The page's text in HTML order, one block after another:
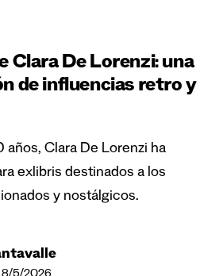
Clara De Lorenzi: una
de influencias retro y
años, Clara De Lorenzi ha
exlibris destinados a los
y nostálgicos.